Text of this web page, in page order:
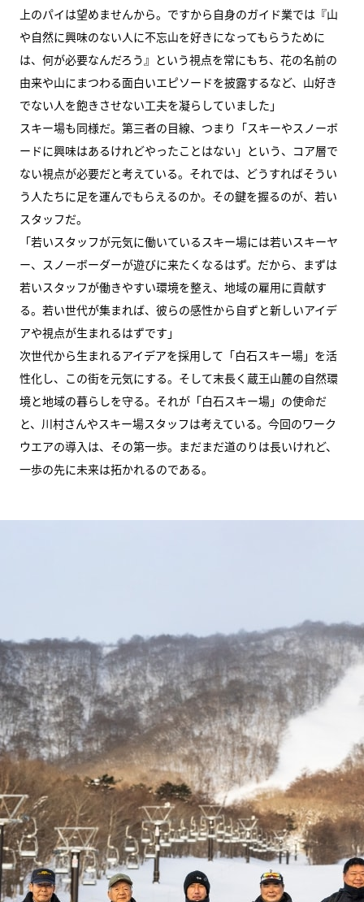
上のパイは望めませんから。ですから自身のガイド業では『山
や自然に興味のない人に不忘山を好きになってもらうために
は、何が必要なんだろう』という視点を常にもち、花の名前の
由来や山にまつわる面白いエピソードを披露するなど、山好き
でない人を飽きさせない工夫を凝らしていました」
スキー場も同様だ。第三者の目線、つまり「スキーやスノーボ
ードに興味はあるけれどやったことはない」という、コア層で
ない視点が必要だと考えている。それでは、どうすればそうい
う人たちに足を運んでもらえるのか。その鍵を握るのが、若い
スタッフだ。
「若いスタッフが元気に働いているスキー場には若いスキーヤ
ー、スノーボーダーが遊びに来たくなるはず。だから、まずは
若いスタッフが働きやすい環境を整え、地域の雇用に貢献す
る。若い世代が集まれば、彼らの感性から自ずと新しいアイデ
アや視点が生まれるはずです」
次世代から生まれるアイデアを採用して「白石スキー場」を活
性化し、この街を元気にする。そして末長く蔵王山麓の自然環
境と地域の暮らしを守る。それが「白石スキー場」の使命だ
と、川村さんやスキー場スタッフは考えている。今回のワーク
ウエアの導入は、その第一歩。まだまだ道のりは長いけれど、
一歩の先に未来は拓かれるのである。